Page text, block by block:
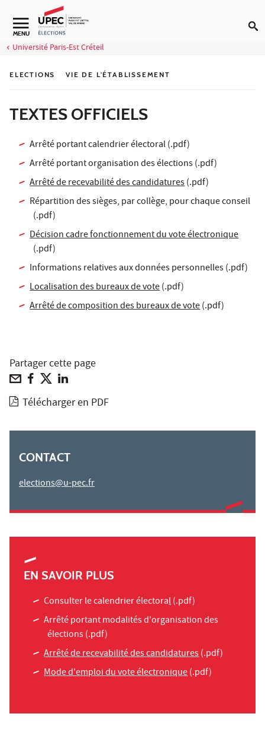
Aller au contenu
MENU
Université Paris-Est Créteil
ELECTIONS VIE DE L'ÉTABLISSEMENT
TEXTES OFFICIELS
Arrêté portant calendrier électoral(.pdf)
Arrêté portant organisation des élections(.pdf)
Arrêté de recevabilité des candidatures(.pdf)
Répartition des sièges, par collège, pour chaque conseil
(.pdf)
Décision cadre fonctionnement du vote électronique
(.pdf)
Informations relatives aux données personnelles (.pdf)
Localisation des bureaux de vote(.pdf)
Arrêté de composition des bureaux de vote(.pdf)
Partager cette page
Télécharger en PDF
CONTACT
elections@u-pec.fr
EN SAVOIR PLUS
Consulter le calendrier électoral(.pdf)
Arrêté portant modalités d'organisation des
élections(.pdf)
Arrêté de recevabilité des candidatures(.pdf)
Mode d'emploi du vote électronique(.pdf)